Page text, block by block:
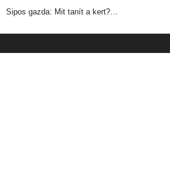
Sipos gazda: Mit tanít a kert?…